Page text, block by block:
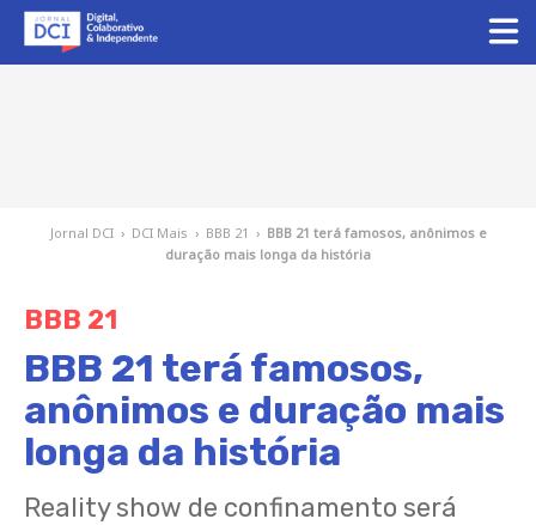
Jornal DCI › DCI Mais › BBB 21 › BBB 21 terá famosos, anônimos e
duração mais longa da história
BBB 21
BBB 21 terá famosos,
anônimos e duração mais
longa da história
Reality show de confinamento será